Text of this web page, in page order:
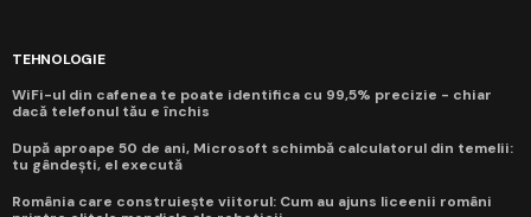
TEHNOLOGIE
WiFi-ul din cafenea te poate identifica cu 99,5% precizie - chiar
dacă telefonul tău e închis
După aproape 50 de ani, Microsoft schimbă calculatorul din temelii:
tu gândești, el execută
România care construiește viitorul: Cum au ajuns liceenii români